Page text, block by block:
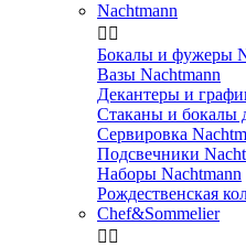
Nachtmann
 
Бокалы и фужеры
Вазы Nachtmann
Декантеры и
Стаканы и бокалы
Сервировка
Подсвечники
Наборы Nachtmann
Рождественская
Chef&Sommelier
 